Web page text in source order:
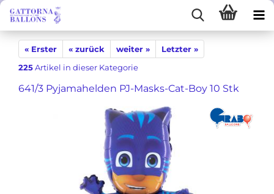
« Erster « zurück weiter »
Letzter »
225Artikel in dieser Kategorie
641/3 Pyjamahelden PJ-Masks-Cat-Boy 10 Stk